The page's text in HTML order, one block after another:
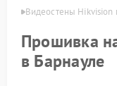
Видеостены Hikvision
Прошивка
в Барнауле